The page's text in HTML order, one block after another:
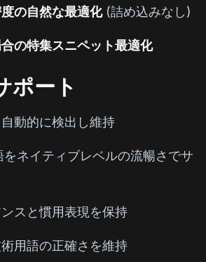
の自然な最適化(詰め込みなし)
の特集スニペット最適化
ポート
動的に検出し維持
ネイティブレベルの流暢さでサ
スと慣用表現を保持
用語の正確さを維持